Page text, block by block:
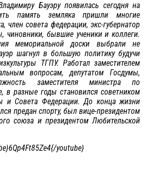
Бауэру появилась сегодня на
память земляка пришли многие
член совета федерации, экс-губернатор
чиновники, бывшие ученики и коллеги.
мемориальной доски выбрали не
шагнул в большую политику будучи
ТГПУ. Работал заместителем
вопросам, депутатом Госдумы,
заместителя министра по
в разные годы становился советником
и Совета Федерации. До конца жизни
предан спорту, был вице-президентом
союза и президентом Любительской
youtube}